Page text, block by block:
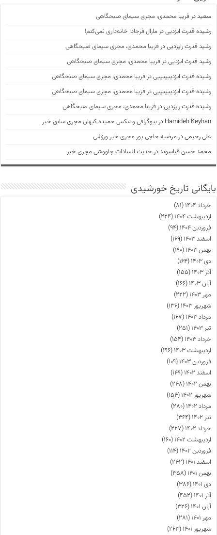
سعیددرفریبا محمدی، مجری سیمای صبحگاهی
رشیده قدرت ایزدییدرمارال فرجاد: خانه‌داری نمی‌کنم!
رشید قدرت رایزدییدرفریبا محمدی، مجری سیمای صبحگاهی
رشید قدرت ایزدییدرفریبا محمدی، مجری سیمای صبحگاهی
رشیده قدرت ایزدیییییییدرفریبا محمدی، مجری سیمای صبحگاهی
رشیده قدرت ایزدیییییییدرفریبا محمدی، مجری سیمای صبحگاهی
رشیده قدرت رایزدییدرفریبا محمدی، مجری سیمای صبحگاهی
Hamideh Keyhan در بیوگرافی و عکس حمیده کیهان مجری سابق خبر
علی رحیمیدرمرضیه حاجی پور مجری خبر ورزشی
محمد حسن قیاسونددر حدیث السادات چاووشی مجری خبر
بایگانی تاریخ خورشیدی
خرداد ۱۴۰۴
(۸۱)
اردیبهشت ۱۴۰۴
(۲۲۴)
فروردین ۱۴۰۴
(۹۴)
اسفند ۱۴۰۳
(۱۶۹)
بهمن ۱۴۰۳
(۱۹۰)
دی ۱۴۰۳
(۱۶۴)
آذر ۱۴۰۳
(۱۵۵)
آبان ۱۴۰۳
(۱۶۶)
مهر ۱۴۰۳
(۲۲۲)
شهریور ۱۴۰۳
(۱۳۶)
مرداد ۱۴۰۳
(۱۶۷)
تیر ۱۴۰۳
(۲۵۱)
خرداد ۱۴۰۳
(۱۵۴)
اردیبهشت ۱۴۰۳
(۱۹۶)
فروردین ۱۴۰۳
(۱۰۹)
اسفند ۱۴۰۲
(۱۴۹)
بهمن ۱۴۰۲
(۲۴۸)
شهریور ۱۴۰۲
(۱۵۴)
مرداد ۱۴۰۲
(۲۸۰)
تیر ۱۴۰۲
(۳۶۴)
خرداد ۱۴۰۲
(۲۲۷)
اردیبهشت ۱۴۰۲
(۱۶۰)
فروردین ۱۴۰۲
(۱۱۴)
اسفند ۱۴۰۱
(۲۴۲)
بهمن ۱۴۰۱
(۳۵۸)
دی ۱۴۰۱
(۳۸۶)
آذر ۱۴۰۱
(۴۵۲)
آبان ۱۴۰۱
(۳۲۶)
مهر ۱۴۰۱
(۲۸۱)
شهریور ۱۴۰۱
(۲۶۳)